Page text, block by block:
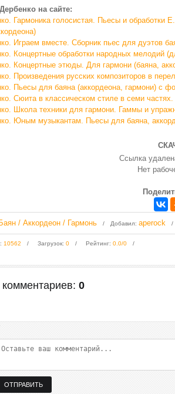
на сайте:
Гармоника голосистая. Пьесы и обработки
Играем вместе. Сборник пьес для дуэтов
Концертные обработки народных мелодий
Концертные этюды. Для гармони (баяна,
Произведения русских композиторов в
Пьесы для баяна (аккордеона, гармони) с
Сюита в классическом стиле в семи
Школа техники для гармони. Гаммы и
Юным музыкантам. Пьесы для баяна,
Ссылка
Нет
Баян / Аккордеон / Гармонь Добавил: aperock
: 10562 Загрузок: 0 Рейтинг: 0.0/0
комментариев: 0
ОТПРАВИТЬ